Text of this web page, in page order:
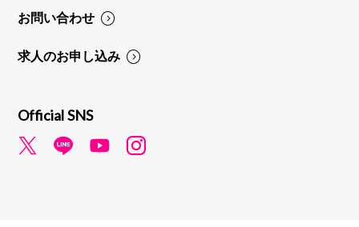
お問い合わせ
求人のお申し込み
Official SNS